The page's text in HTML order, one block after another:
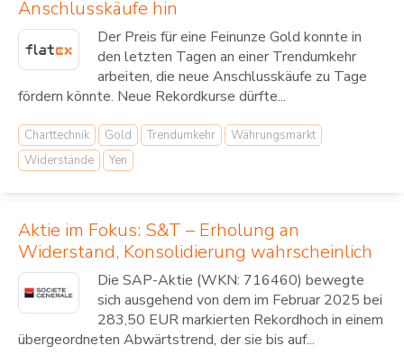
Anschlusskäufe hin
Der Preis für eine Feinunze Gold konnte in
den letzten Tagen an einer Trendumkehr
arbeiten, die neue Anschlusskäufe zu Tage
fördern könnte. Neue Rekordkurse dürfte...
Charttechnik Gold Trendumkehr
Währungsmarkt
Widerstände
Yen
Aktie im Fokus: S&T – Erholung an
Widerstand, Konsolidierung wahrscheinlich
Die SAP-Aktie (WKN: 716460) bewegte
sich ausgehend von dem im Februar 2025 bei
283,50 EUR markierten Rekordhoch in einem
übergeordneten Abwärtstrend, der sie bis auf...